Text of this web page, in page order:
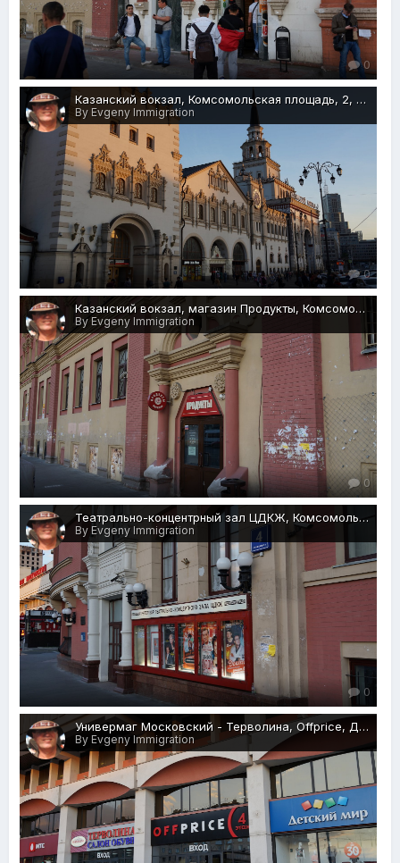
0
Казанский вокзал, Комсомольская площадь, 2, Москва, 27.05.2018 г.JPG
By Evgeny Immigration
0
Казанский вокзал, магазин Продукты, Комсомольская площадь, 2с1, Москва, 27.05.2018 г.JPG
By Evgeny Immigration
0
Театрально-концентрный зал ЦДКЖ, Комсомольская площадь, 4с1, Москва, 27.05.2018 г.JPG
By Evgeny Immigration
0
Универмаг Московский - Терволина, Offprice, Детский мир, Торговый центр, Комсомольская площадь, 6, Москва, 27.05.2018 г.JPG
By Evgeny Immigration